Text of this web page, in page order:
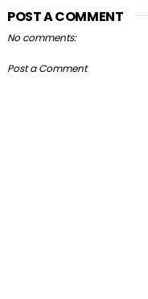
POST A COMMENT
No comments:
Post a Comment